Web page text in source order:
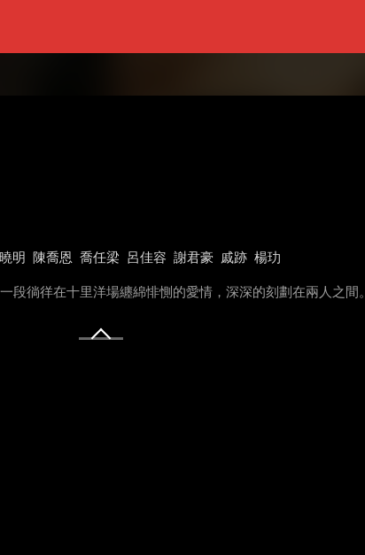
明 陳喬恩 喬任梁 呂佳容 謝君豪 戚跡 楊玏
徜徉在十里洋場纏綿悱惻的愛情，深深的刻劃在兩人之間。